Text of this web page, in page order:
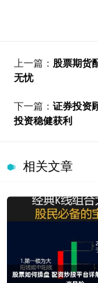
上一篇： 股票期货
无忧
下一篇： 证券投资
投资稳健获利
相关文章